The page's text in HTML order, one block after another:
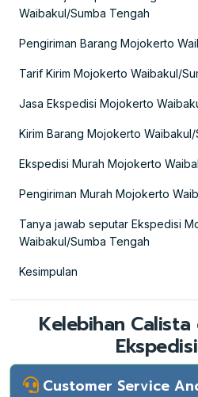
Waibakul/Sumba Tengah
Pengiriman Barang Mojokerto
Tarif Kirim Mojokerto Waibakul/
Jasa Ekspedisi Mojokerto
Kirim Barang Mojokerto
Ekspedisi Murah Mojokerto
Pengiriman Murah Mojokerto
Tanya jawab seputar Ekspedisi
Waibakul/Sumba Tengah
Kesimpulan
Kelebihan
Customer Service